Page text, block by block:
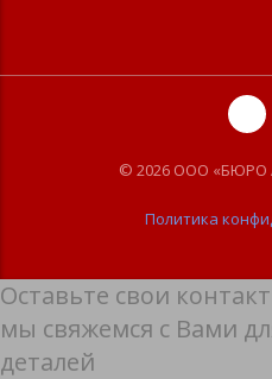
© 2026 ООО «БЮРО
Политика
Оставьте свои
мы свяжемся с Вами
деталей